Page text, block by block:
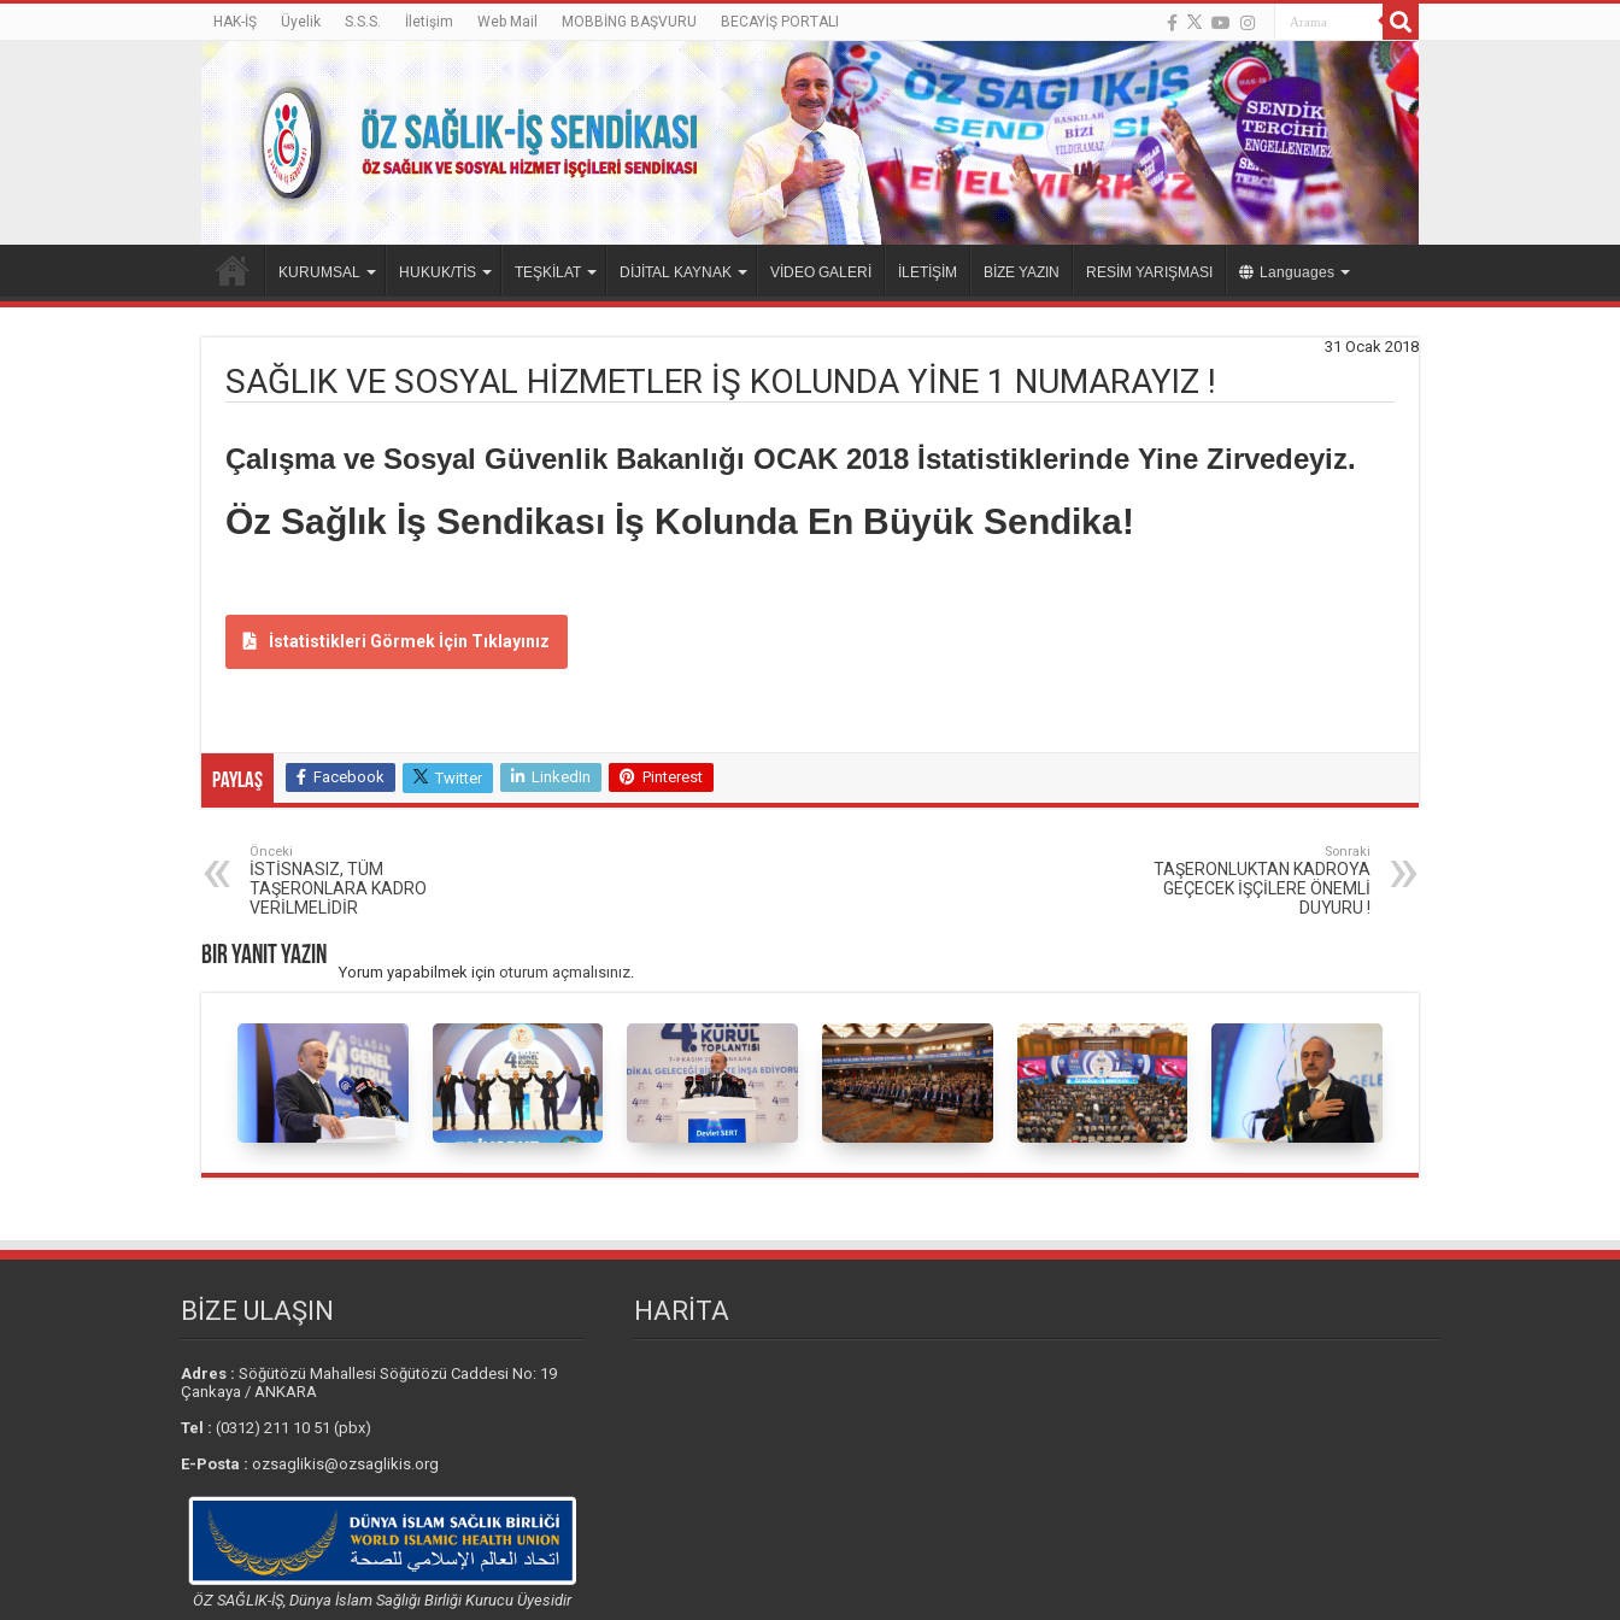
HAK-İŞ Üyelik S.S.S. İletişim Web Mail MOBBİNG BAŞVURU BECAYİŞ PORTALI
KURUMSAL HUKUK/TİS TEŞKİLAT DİJİTAL KAYNAK VİDEO GALERİ İLETİŞİM BİZE YAZIN RESİM YARIŞMASI Languages
31 Ocak 2018
SAĞLIK VE SOSYAL HİZMETLER İŞ KOLUNDA YİNE 1 NUMARAYIZ !
Çalışma ve Sosyal Güvenlik Bakanlığı OCAK 2018 İstatistiklerinde Yine Zirvedeyiz.
Öz Sağlık İş Sendikası İş Kolunda En Büyük Sendika!
İstatistikleri Görmek İçin Tıklayınız
Paylaş Facebook Twitter LinkedIn Pinterest
Önceki
İSTİSNASIZ, TÜM
TAŞERONLARA KADRO
VERİLMELİDİR
Sonraki
TAŞERONLUKTAN KADROYA
GEÇECEK İŞÇİLERE ÖNEMLİ
DUYURU !
Bir yanıt yazın
Yorum yapabilmek için oturum açmalısınız.
BİZE ULAŞIN
Adres : Söğütözü Mahallesi Söğütözü Caddesi No: 19
Çankaya / ANKARA
Tel : (0312) 211 10 51 (pbx)
E-Posta : ozsaglikis@ozsaglikis.org
ÖZ SAĞLIK-İŞ, Dünya İslam Sağlığı Birliği Kurucu Üyesidir
HARİTA